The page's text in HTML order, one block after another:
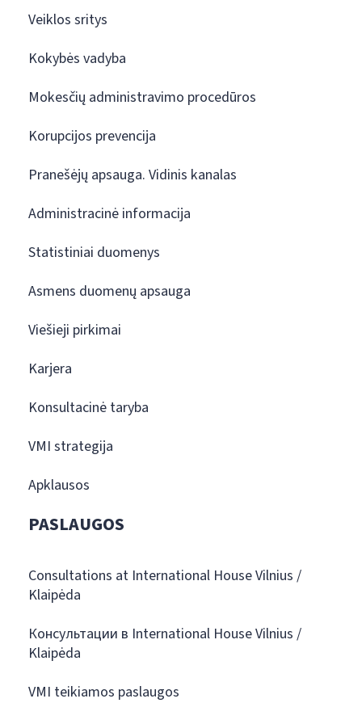
Veiklos sritys
Kokybės vadyba
Mokesčių administravimo procedūros
Korupcijos prevencija
Pranešėjų apsauga. Vidinis kanalas
Administracinė informacija
Statistiniai duomenys
Asmens duomenų apsauga
Viešieji pirkimai
Karjera
Konsultacinė taryba
VMI strategija
Apklausos
PASLAUGOS
Consultations at International House Vilnius /
Klaipėda
Консультации в International House Vilnius /
Klaipėda
VMI teikiamos paslaugos